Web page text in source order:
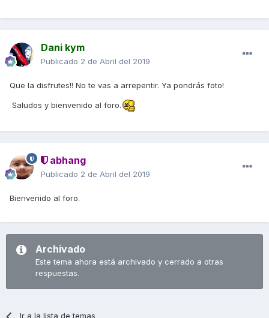
Dani kym
Publicado 2 de Abril del 2019
Que la disfrutes!! No te vas a arrepentir. Ya pondrás foto!
Saludos y bienvenido al foro.
abhang
Publicado 2 de Abril del 2019
Bienvenido al foro.
Archivado
Este tema ahora está archivado y cerrado a otras
respuestas.
Ir a la lista de temas